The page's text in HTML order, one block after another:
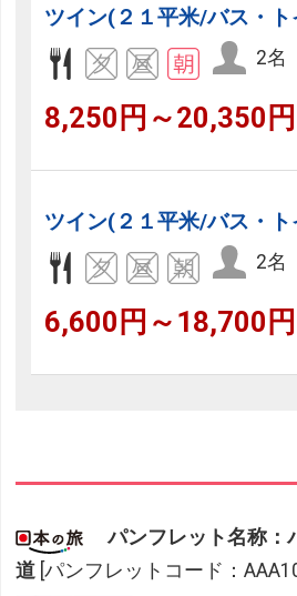
ツイン(２１平米/バス・ト
2名
8,250円～20,350円
ツイン(２１平米/バス・ト
2名
6,600円～18,700円
パンフレット名称：
道 [パンフレットコード：